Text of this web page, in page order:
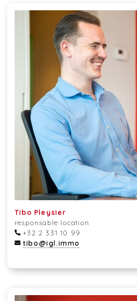
Tibo Pleysier
responsable location
+32 2 331 10 99
tibo@igl.immo